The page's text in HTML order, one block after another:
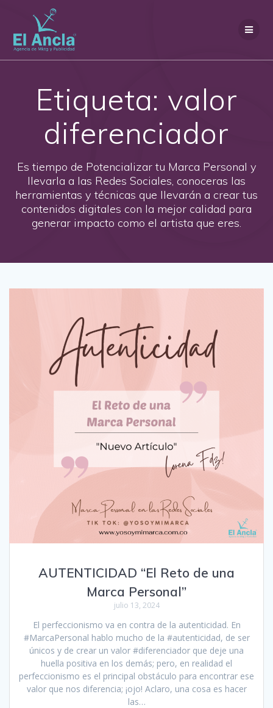
Etiqueta: valor
diferenciador
Es tiempo de Potencializar tu Marca Personal y
llevarla a las Redes Sociales, conoceras las
herramientas y técnicas que llevarán a crear tus
contenidos digitales con la mejor calidad para
generar impacto como el artista que eres.
AUTENTICIDAD “El Reto de una
Marca Personal”
julio 13, 2024
El perfeccionismo va en contra de la autenticidad. En
#MarcaPersonal hablo mucho de la #autenticidad, de ser
únicos y de crear un valor #diferenciador que deje una
huella positiva en los demás; pero, en realidad el
perfeccionismo es el principal obstáculo para encontrar ese
valor que nos diferencia; ¡ojo! Aclaro, una cosa es hacer
las…